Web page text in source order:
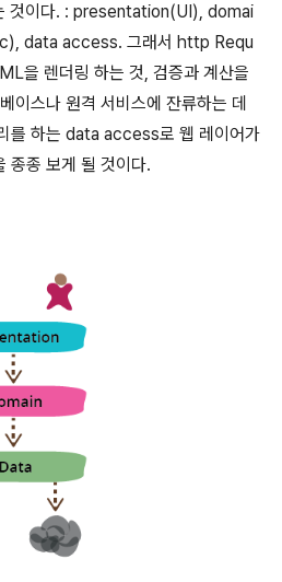
것이다. : presentation(UI), domai
data access. 그래서 http Requ
을 렌더링 하는 것, 검증과 계산을
이스나 원격 서비스에 잔류하는 데
를 하는 data access로 웹 레이어가
종종 보게 될 것이다.